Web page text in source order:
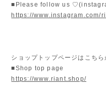
■Please follow us
https://www.instagram.com/
ショップトップページはこちら
■Shop top page
https://www.riant.shop/